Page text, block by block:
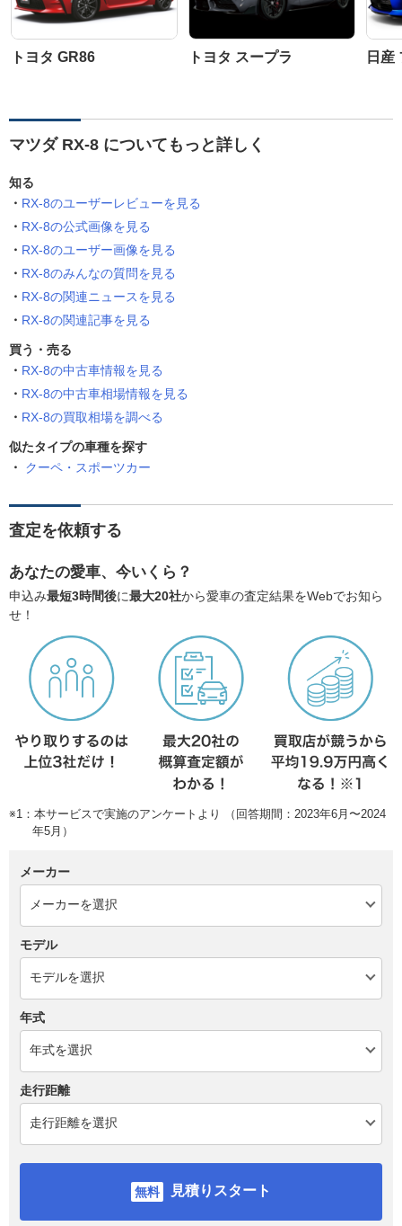
トヨタ GR86 トヨタ スープラ 日産
マツダ RX-8 についてもっと詳しく
知る
RX-8のユーザーレビューを見る
RX-8の公式画像を見る
RX-8のユーザー画像を見る
RX-8のみんなの質問を見る
RX-8の関連ニュースを見る
RX-8の関連記事を見る
買う・売る
RX-8の中古車情報を見る
RX-8の中古車相場情報を見る
RX-8の買取相場を調べる
似たタイプの車種を探す
クーペ・スポーツカー
査定を依頼する
あなたの愛車、今いくら？
申込み最短3時間後に最大20社から愛車の査定結果をWebでお知ら
せ！
※1：本サービスで実施のアンケートより （回答期間：2023年6月〜2024
年5月）
メーカー
モデル
年式
走行距離
見積りスタート